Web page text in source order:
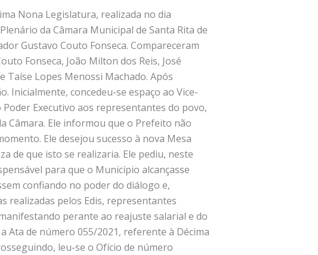
que a ampliação do Cemitério fosse realizada. O Edil Gustavo salientou que todas os requerimentos eram importantes e que este poderia trazer alguma informação adicional. O Edil Ezequiel comentou que a resposta permitiria que os Vereadores prestassem informações melhores à população. Na sua vez, o Edil José Nilson adiantou que as negociações para a aquisição do terreno já haviam sido iniciadas pela Prefeitura. Como havia sido mencionado, o Senhor Presidente confirmou que o Prefeito havia se reunido com o Senhor “Alderigião” para tratar do assunto. Ainda assim, ele preferiu evitar comentários adicionais para permitir que a resposta oficial da Prefeitura prevalecesse. Em Votação, o Requerimento de número 02/2022 foi aprovado por unanimidade. Em seguida, entrou em Discussão o Requerimento de número 03/2022, da Bancada do Partido Liberal, que questionava o estado de conservação do maquinário municipal. A autora Taíse afirmou que as recentes chuvas exigiriam um extenso trabalho de recuperação das pistas pela Prefeitura. Assim, conhecer as condições do maquinário permitiria que os Vereadores pudessem dar informações mais precisas à população sobre as capacidades e ritmo de trabalho que a Prefeitura poderia impor. O autor José Afonso comentou que a Prefeitura deveria aproveitar a época chuvosa para realizar todos os consertos de maquinário que eram necessários para que, na estiagem, estivessem plenamente operantes. Devido à grande malha viária do Município e os estragos ocasionados pelas enxurradas, todo o potencial do Setor de Estradas deveria estar disponível. Para isto, também seria necessário a contratação de mais um operador de máquinas. Ele também sugeriu que a Prefeitura se empenhasse mais na abertura de rasgões para preservar as estradas de terra. O autor Roberto concordou com o seu colega e adiantou que, quando se iniciasse a estiagem, a cobrança da população iria voltar com intensidade total. A autora Maria Inês afirmou que a Prefeitura Municipal tinha recursos para providenciar o conserto das máquinas, algo que era indispensável para permitir que a excelência do Senhor Nelson, Chefe do Setor de Estradas, pudesse se traduzir em um excelente trabalho neste ano, evitando sofrimentos à população rural. Na sua vez, o Edil José Nilson propôs que a Prefeitura trocasse o seu maquinário por um novo ou que, pelo menos, trocasse de mecânico. Isto porque, constantemente, as máquinas quebravam logo após serem consertadas. Sobre a aplicação de cascalho em morros, ele pediu paciência da população, posto que o recesso das empresas mineradoras havia diminuído o fornecimento deste material à Prefeitura. O Edil Ezequiel apoiou o Requerimento, que permitiria que os Vereadores prestassem melhores informações aos munícipes sobre os trabalhos do Setor de Estradas. Na sua vez, o Edil Edymilson disse que, mesmo com as chuvas, muito trabalho fora realizado pelo Setor de Estradas neste verão. Ele também afirmou que a atual Gestão havia herdado uma frota sucateada e que, por conta da